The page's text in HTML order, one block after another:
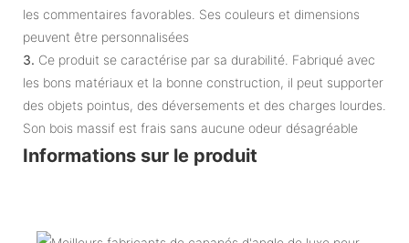
les commentaires favorables. Ses couleurs et dimensions
peuvent être personnalisées
3. Ce produit se caractérise par sa durabilité. Fabriqué avec
les bons matériaux et la bonne construction, il peut supporter
des objets pointus, des déversements et des charges lourdes.
Son bois massif est frais sans aucune odeur désagréable
Informations sur le produit